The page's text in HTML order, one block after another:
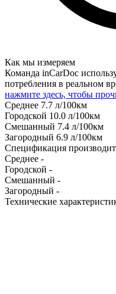
Как мы измеряем
Команда inCarDoc
потребления в реальном
нажмите здесь, чтобы
Среднее 7.7 л/100км
Городской 10.0 л/100км
Смешанный 7.4 л/100км
Загородный 6.9 л/100км
Спецификация
Среднее -
Городской -
Смешанный -
Загородный -
Технические